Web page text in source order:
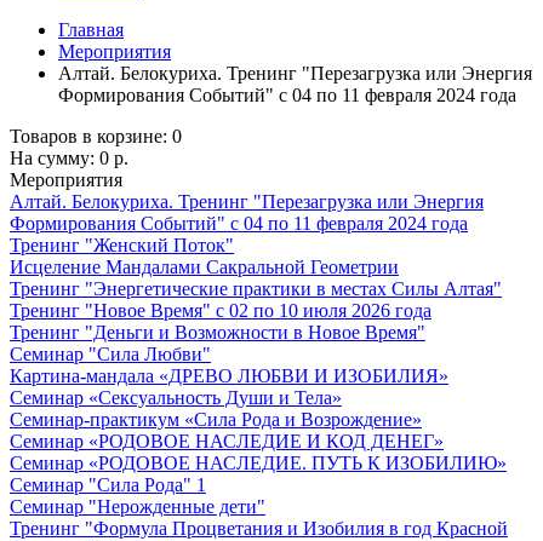
Главная
Мероприятия
Алтай. Белокуриха. Тренинг "Перезагрузка или Энергия
Формирования Событий" с 04 по 11 февраля 2024 года
Товаров в корзине: 0
На сумму: 0 р.
Мероприятия
Алтай. Белокуриха. Тренинг "Перезагрузка или Энергия
Формирования Событий" с 04 по 11 февраля 2024 года
Тренинг "Женский Поток"
Исцеление Мандалами Сакральной Геометрии
Тренинг "Энергетические практики в местах Силы Алтая"
Тренинг "Новое Время" с 02 по 10 июля 2026 года
Тренинг "Деньги и Возможности в Новое Время"
Семинар "Сила Любви"
Картина-мандала «ДРЕВО ЛЮБВИ И ИЗОБИЛИЯ»
Семинар «Сексуальность Души и Тела»
Семинар-практикум «Сила Рода и Возрождение»
Семинар «РОДОВОЕ НАСЛЕДИЕ И КОД ДЕНЕГ»
Семинар «РОДОВОЕ НАСЛЕДИЕ. ПУТЬ К ИЗОБИЛИЮ»
Семинар "Сила Рода" 1
Семинар "Нерожденные дети"
Тренинг "Формула Процветания и Изобилия в год Красной